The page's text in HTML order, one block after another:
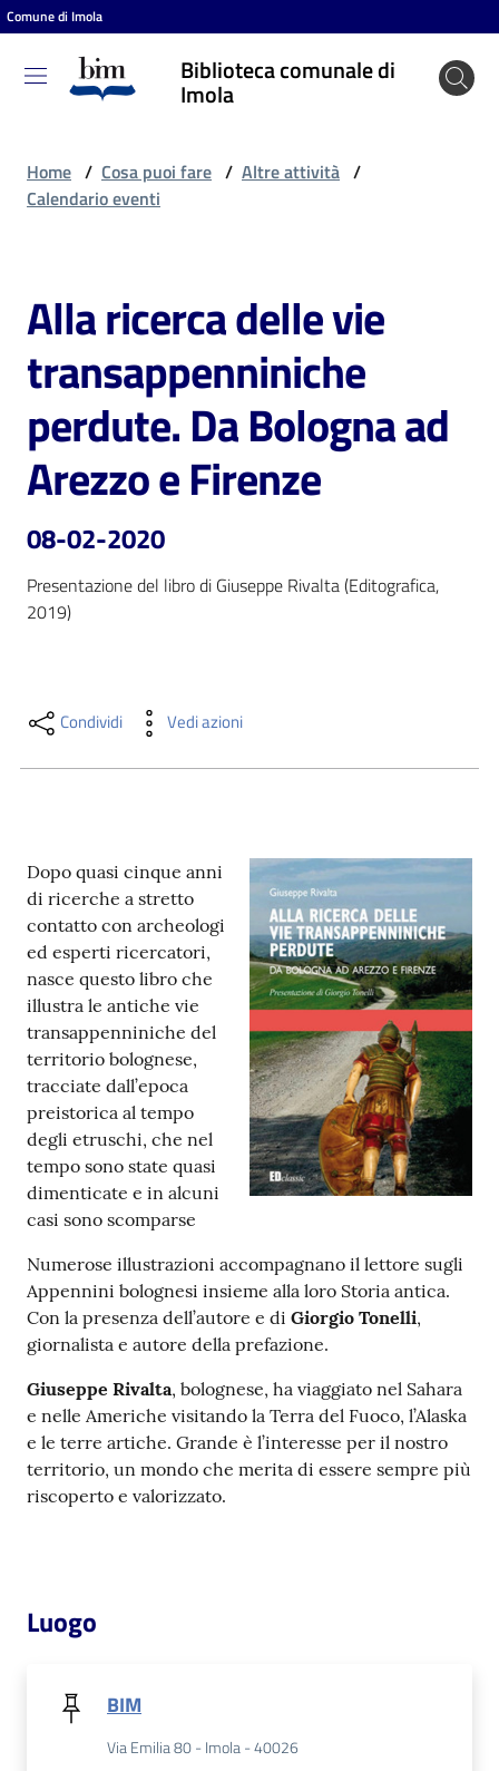
Vai al contenuto
Vai alla navigazione
Vai al footer
Comune di Imola
Biblioteca comunale di
Imola
Biblioteca
comunale
Cosa
puoi
fare
Scopri
contenuti
Risorse
Archivio
storico
Decentrate
Patto
per
la
lettura
Seguici
su
Eventi
bibliotecario
Home / Cosa puoi fare / Altre attività /
Calendario eventi
Salta al contenuto
Alla ricerca delle vie
transappenniniche
perdute. Da Bologna ad
Arezzo e Firenze
08-02-2020
Presentazione del libro di Giuseppe Rivalta (Editografica,
2019)
Condividi Vedi azioni
Dopo quasi cinque anni
di ricerche a stretto
contatto con archeologi
ed esperti ricercatori,
nasce questo libro che
illustra le antiche vie
transappenniniche del
territorio bolognese,
tracciate dall’epoca
preistorica al tempo
degli etruschi, che nel
tempo sono state quasi
dimenticate e in alcuni
casi sono scomparse
Numerose illustrazioni accompagnano il lettore sugli
Appennini bolognesi insieme alla loro Storia antica.
Con la presenza dell’autore e di Giorgio Tonelli,
giornalista e autore della prefazione.
Giuseppe Rivalta, bolognese, ha viaggiato nel Sahara
e nelle Americhe visitando la Terra del Fuoco, l’Alaska
e le terre artiche. Grande è l’interesse per il nostro
territorio, un mondo che merita di essere sempre più
riscoperto e valorizzato.
Luogo
BIM
Via Emilia 80 - Imola - 40026